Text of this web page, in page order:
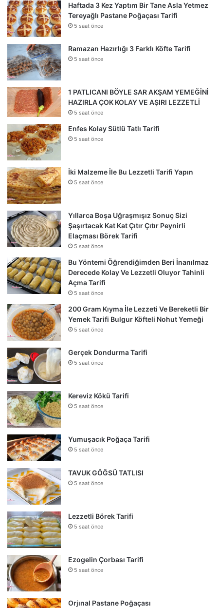
Haftada 3 Kez Yaptım Bir Tane Asla Yetmez
Tereyağlı Pastane Poğaçası Tarifi
5 saat önce
Ramazan Hazırlığı 3 Farklı Köfte Tarifi
5 saat önce
1 PATLICANI BÖYLE SAR AKŞAM YEMEĞİNİ
HAZIRLA ÇOK KOLAY VE AŞIRI LEZZETLİ
5 saat önce
Enfes Kolay Sütlü Tatlı Tarifi
5 saat önce
İki Malzeme İle Bu Lezzetli Tarifi Yapın
5 saat önce
Yıllarca Boşa Uğraşmışız Sonuç Sizi
Şaşırtacak Kat Kat Çıtır Çıtır Peynirli
Elaçması Börek Tarifi
5 saat önce
Bu Yöntemi Öğrendiğimden Beri İnanılmaz
Derecede Kolay Ve Lezzetli Oluyor Tahinli
Açma Tarifi
5 saat önce
200 Gram Kıyma İle Lezzeti Ve Bereketli Bir
Yemek Tarifi Bulgur Köfteli Nohut Yemeği
5 saat önce
Gerçek Dondurma Tarifi
5 saat önce
Kereviz Kökü Tarifi
5 saat önce
Yumuşacık Poğaça Tarifi
5 saat önce
TAVUK GÖĞSÜ TATLISI
5 saat önce
Lezzetli Börek Tarifi
5 saat önce
Ezogelin Çorbası Tarifi
5 saat önce
Orjınal Pastane Poğaçası